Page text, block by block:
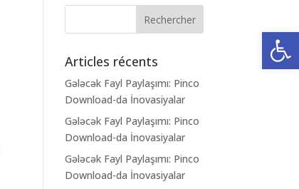
Ouvrir
Articles récents
Gələcək Fayl Paylaşımı: Pinco
Download-da İnovasiyalar
Gələcək Fayl Paylaşımı: Pinco
Download-da İnovasiyalar
Gələcək Fayl Paylaşımı: Pinco
Download-da İnovasiyalar